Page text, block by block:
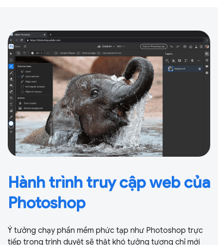
Hành trình truy cập web của
Photoshop
Ý tưởng chạy phần mềm phức tạp như Photoshop trực
tiếp trong trình duyệt sẽ thật khó tưởng tượng chỉ mới